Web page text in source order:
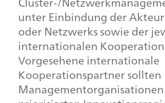
unter Einbindung der
oder Netzwerks sowie der
internationalen
Vorgesehene internationale
Kooperationspartner sollten